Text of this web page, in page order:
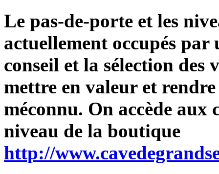
Le pas-de-porte et les
actuellement occupés par
conseil et la sélection des
mettre en valeur et
méconnu. On accède aux
niveau de la boutique
http://